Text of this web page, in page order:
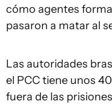
cómo agentes
pasaron a matar al
Las autoridades
el PCC tiene unos
fuera de las